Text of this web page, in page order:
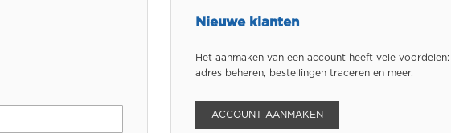
Nieuwe klanten
Het aanmaken van een account heeft vele
adres beheren, bestellingen traceren en meer.
ACCOUNT AANMAKEN